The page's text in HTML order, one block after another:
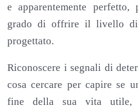
e apparentemente
grado di offrire il livello di
progettato.
Riconoscere i segnali di
cosa cercare per capire se
fine della sua vita utile,